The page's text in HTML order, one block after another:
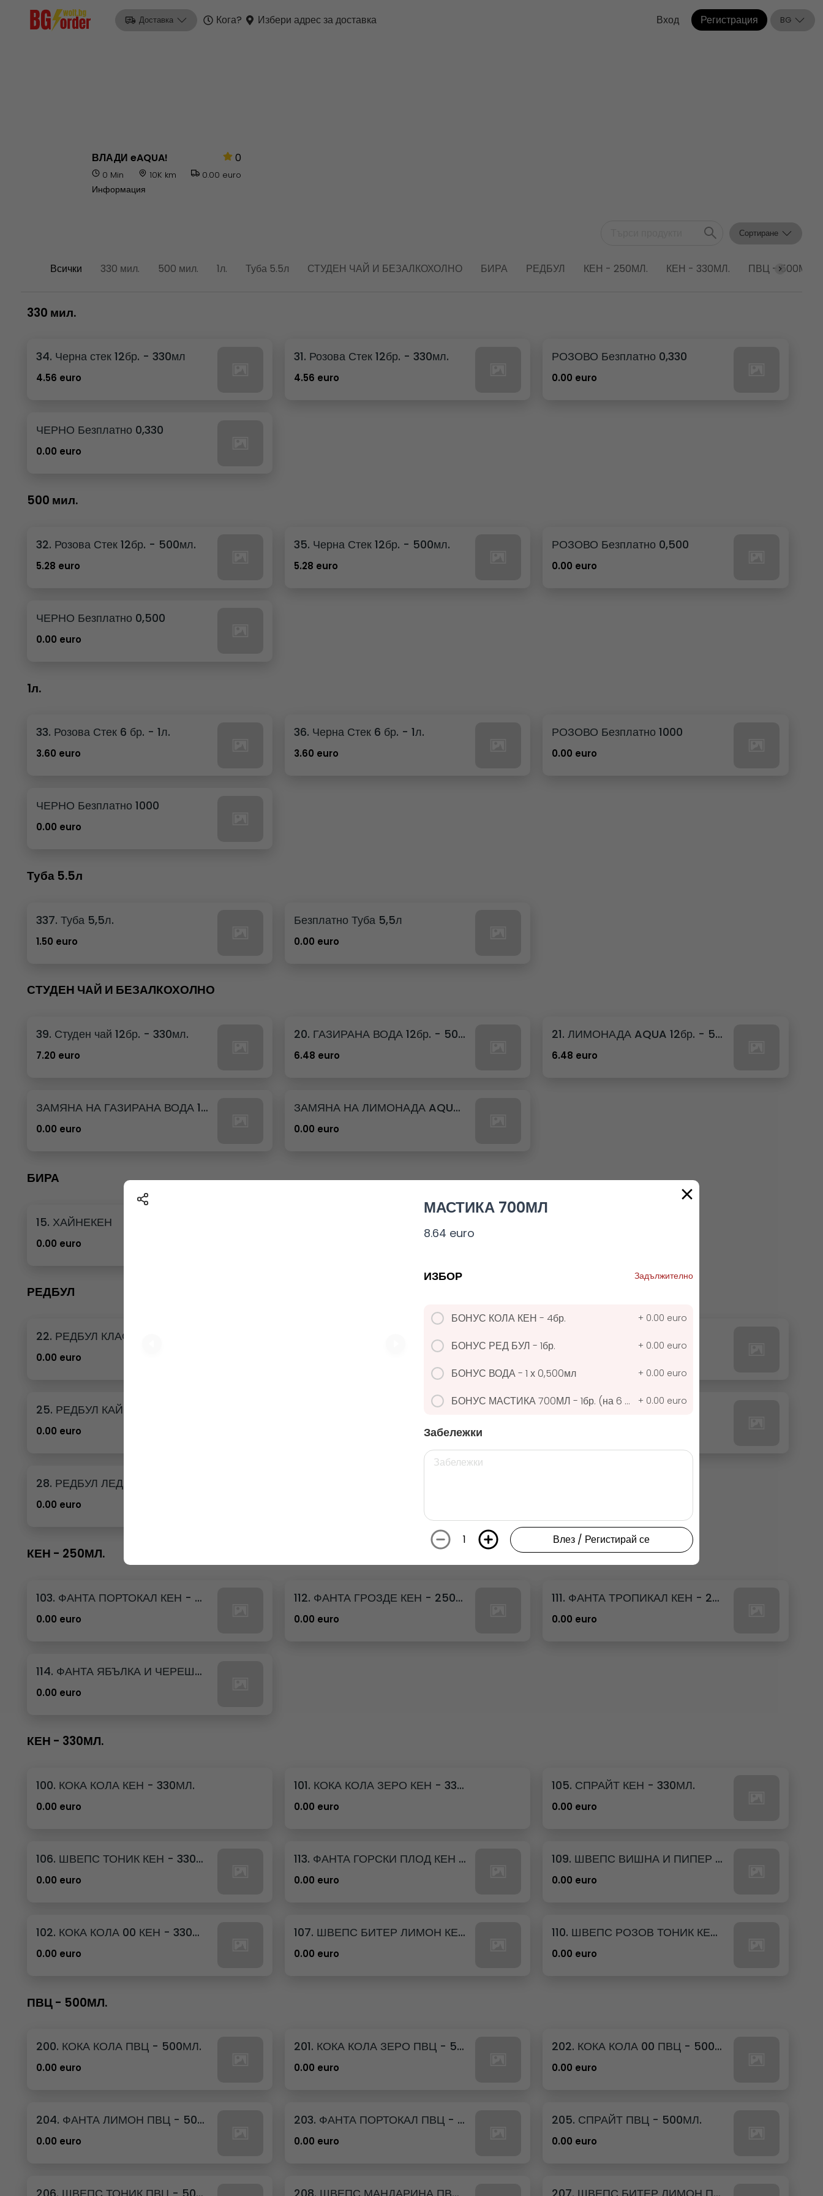
Доставка Кога? Избери адрес за доставка Вход Регистрация BG
ВЛАДИ eAQUA! 0
0 Min 10K km 0.00 euro
Информация
Сортиране
Всички 330 мил. 500 мил. 1л. Туба 5.5л СТУДЕН ЧАЙ И БЕЗАЛКОХОЛНО БИРА РЕДБУЛ КЕН - 250МЛ. КЕН - 330МЛ. ПВЦ - 500МЛ.
330 мил.
34. Черна стек 12бр. - 330мл
4.56 euro
31. Розова Стек 12бр. - 330мл.
4.56 euro
РОЗОВО Безплатно 0,330
0.00 euro
ЧЕРНО Безплатно 0,330
0.00 euro
500 мил.
32. Розова Стек 12бр. - 500мл.
5.28 euro
35. Черна Стек 12бр. - 500мл.
5.28 euro
РОЗОВО Безплатно 0,500
0.00 euro
ЧЕРНО Безплатно 0,500
0.00 euro
1л.
33. Розова Стек 6 бр. - 1л.
3.60 euro
36. Черна Стек 6 бр. - 1л.
3.60 euro
РОЗОВО Безплатно 1000
0.00 euro
ЧЕРНО Безплатно 1000
0.00 euro
Туба 5.5л
337. Туба 5,5л.
1.50 euro
Безплатно Туба 5,5л
0.00 euro
СТУДЕН ЧАЙ И БЕЗАЛКОХОЛНО
39. Студен чай 12бр. - 330мл.
7.20 euro
20. ГАЗИРАНА ВОДА 12бр. - 500мл
6.48 euro
21. ЛИМОНАДА AQUA 12бр. - 500мл
6.48 euro
ЗАМЯНА НА ГАЗИРАНА ВОДА 12бр. - 500мл
0.00 euro
ЗАМЯНА НА ЛИМОНАДА AQUA 12бр. - 500мл
0.00 euro
БИРА
15. ХАЙНЕКЕН
0.00 euro
РЕДБУЛ
22. РЕДБУЛ КЛАСИК
0.00 euro
25. РЕДБУЛ КАЙСИЯ И ЯГОДА
0.00 euro
27. РЕДБУЛ ТРОПИК
28. РЕДБУЛ ЛЕДЕНА ВАНИЛИЯ
0.00 euro
КЕН - 250МЛ.
103. ФАНТА ПОРТОКАЛ КЕН - 250МЛ.
0.00 euro
112. ФАНТА ГРОЗДЕ КЕН - 250МЛ.
0.00 euro
111. ФАНТА ТРОПИКАЛ КЕН - 250МЛ.
0.00 euro
114. ФАНТА ЯБЪЛКА И ЧЕРЕША КЕН - 250МЛ.
0.00 euro
КЕН - 330МЛ.
100. КОКА КОЛА КЕН - 330МЛ.
0.00 euro
101. КОКА КОЛА ЗЕРО КЕН - 330МЛ.
0.00 euro
105. СПРАЙТ КЕН - 330МЛ.
0.00 euro
106. ШВЕПС ТОНИК КЕН - 330МЛ.
0.00 euro
113. ФАНТА ГОРСКИ ПЛОД КЕН - 330МЛ.
0.00 euro
109. ШВЕПС ВИШНА И ПИПЕР КЕН - 330МЛ.
0.00 euro
102. КОКА КОЛА 00 КЕН - 330МЛ.
0.00 euro
107. ШВЕПС БИТЕР ЛИМОН КЕН - 330МЛ.
0.00 euro
110. ШВЕПС РОЗОВ ТОНИК КЕН - 330МЛ.
0.00 euro
ПВЦ - 500МЛ.
200. КОКА КОЛА ПВЦ - 500МЛ.
0.00 euro
201. КОКА КОЛА ЗЕРО ПВЦ - 500МЛ.
0.00 euro
202. КОКА КОЛА 00 ПВЦ - 500МЛ.
0.00 euro
204. ФАНТА ЛИМОН ПВЦ - 500МЛ.
0.00 euro
203. ФАНТА ПОРТОКАЛ ПВЦ - 500МЛ.
0.00 euro
205. СПРАЙТ ПВЦ - 500МЛ.
0.00 euro
МАСТИКА 700МЛ
8.64 euro
ИЗБОР Задължително
БОНУС КОЛА КЕН - 4бр. + 0.00 euro
БОНУС РЕД БУЛ - 1бр. + 0.00 euro
БОНУС ВОДА - 1 х 0,500мл + 0.00 euro
БОНУС МАСТИКА 700МЛ - 1бр. (на 6 бутилки купени) + 0.00 euro
Забележки
1 Влез / Регистирай се